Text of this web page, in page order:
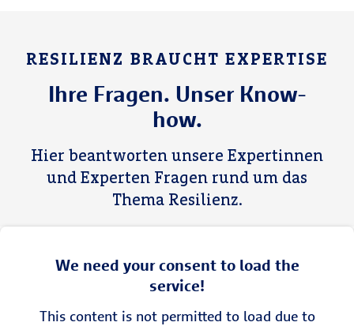
RESILIENZ BRAUCHT EXPERTISE
Ihre Fragen. Unser Know-
how.
Hier beantworten unsere Expertinnen
und Experten Fragen rund um das
Thema Resilienz.
We need your consent to load the
service!
This content is not permitted to load due to